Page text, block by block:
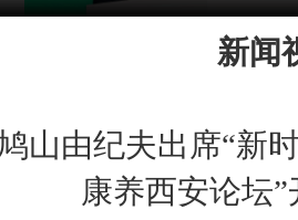
新闻
山由纪夫出席“新
康养西安论坛